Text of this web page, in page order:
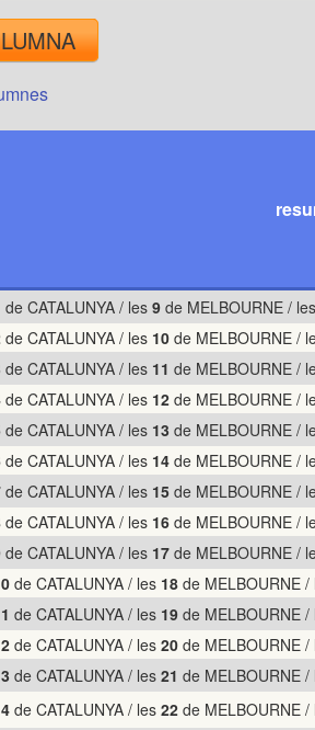
de CATALUNYA / les 9 de MELBOURNE / les
de CATALUNYA / les 10 de MELBOURNE /
de CATALUNYA / les 11 de MELBOURNE /
de CATALUNYA / les 12 de MELBOURNE /
de CATALUNYA / les 13 de MELBOURNE /
de CATALUNYA / les 14 de MELBOURNE /
de CATALUNYA / les 15 de MELBOURNE /
de CATALUNYA / les 16 de MELBOURNE /
de CATALUNYA / les 17 de MELBOURNE /
de CATALUNYA / les 18 de MELBOURNE /
de CATALUNYA / les 19 de MELBOURNE /
de CATALUNYA / les 20 de MELBOURNE /
de CATALUNYA / les 21 de MELBOURNE /
de CATALUNYA / les 22 de MELBOURNE /